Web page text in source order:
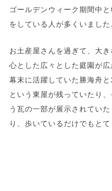
ゴールデンウィーク期間中
をしている人が多くいました
お土産屋さんを過ぎて、大
心とした広々とした庭園が広
幕末に活躍していた勝海舟
という東屋が残っていたり
う瓦の一部が展示されてい
り、歩いているだけでもとて